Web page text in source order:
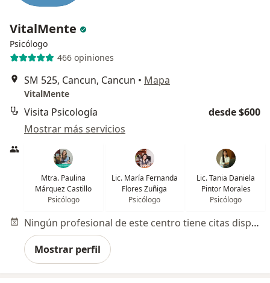
VitalMente
Psicólogo
466 opiniones
SM 525, Cancun, Cancun • Mapa
VitalMente
Visita Psicología
desde $600
Mostrar más servicios
Mtra. Paulina
Márquez Castillo
Psicólogo
Lic. María Fernanda
Flores Zuñiga
Psicólogo
Lic. Tania Daniela
Pintor Morales
Psicólogo
Ningún profesional de este centro tiene citas disponibles
Mostrar perfil